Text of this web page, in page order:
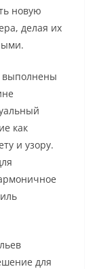
новую
делая их
выполнены
как
и узору.
для